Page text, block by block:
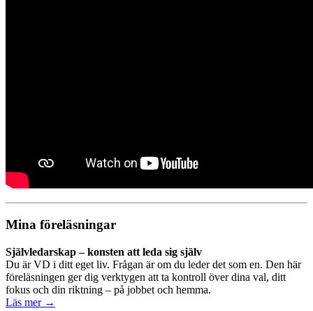
Mina föreläsningar
Självledarskap – konsten att leda sig själv
Du är VD i ditt eget liv. Frågan är om du leder det som en. Den här
föreläsningen ger dig verktygen att ta kontroll över dina val, ditt
fokus och din riktning – på jobbet och hemma.
Läs mer →